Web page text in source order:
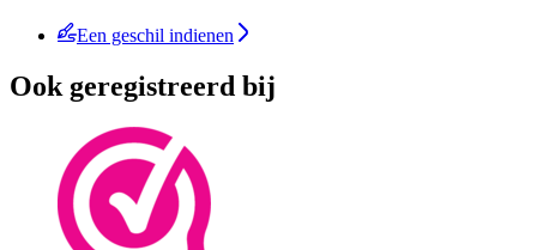
Een geschil indienen
Ook geregistreerd bij